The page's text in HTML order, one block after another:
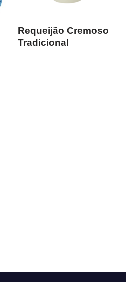
Requeijão Cremoso
Tradicional